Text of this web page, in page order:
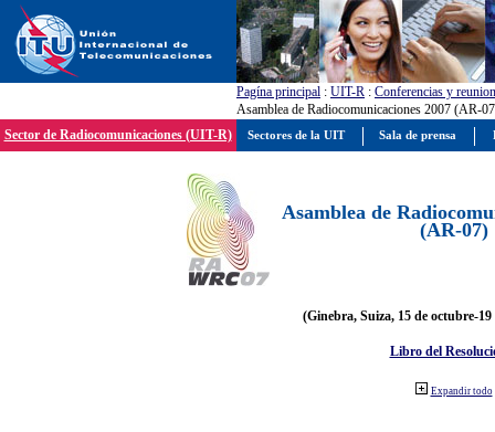
Pagína principal : UIT-R : Conferencias y
Asamblea de Radiocomunicaciones 2007 (AR-
Sector de Radiocomunicaciones (UIT-R)
Asamblea de
(AR-07)
(Ginebra, Suiza, 15 de octubre-19
Libro del
Expandir todo
Sectores de la UIT Sala de prensa